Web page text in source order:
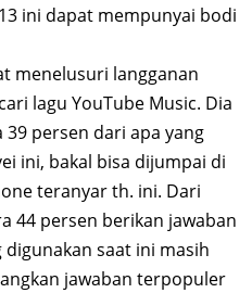
ini dapat mempunyai bodi
menelusuri langganan
lagu YouTube Music. Dia
persen dari apa yang
ini, bakal bisa dijumpai di
teranyar th. ini. Dari
44 persen berikan jawaban
digunakan saat ini masih
jawaban terpopuler